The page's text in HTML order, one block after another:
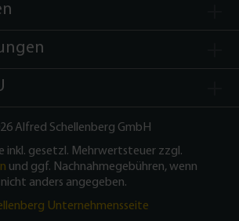
Alfred Schellenberg GmbH
inkl. gesetzl. Mehrwertsteuer zzgl.
und ggf. Nachnahmegebühren, wenn
nicht anders angegeben.
Unternehmensseite